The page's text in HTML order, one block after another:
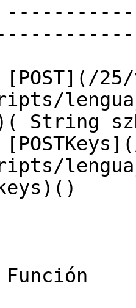
25/
String